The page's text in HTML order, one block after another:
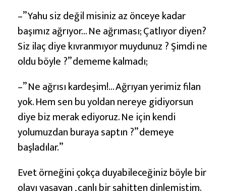
–” Yahu siz değil misiniz az önceye kadar
başımız ağrıyor… Ne ağrıması; Çatlıyor diyen?
Siz ilaç diye kıvranmıyor muydunuz ? Şimdi ne
oldu böyle ?” dememe kalmadı;
–” Ne ağrısı kardeşim!… Ağrıyan yerimiz filan
yok. Hem sen bu yoldan nereye gidiyorsun
diye biz merak ediyoruz. Ne için kendi
yolumuzdan buraya saptın ?” demeye
başladılar.”
Evet örneğini çokça duyabileceğiniz böyle bir